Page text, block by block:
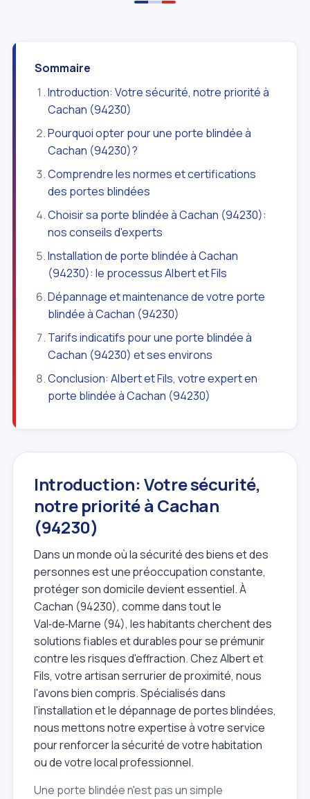
Sommaire
Introduction: Votre sécurité, notre priorité à
Cachan (94230)
Pourquoi opter pour une porte blindée à
Cachan (94230)?
Comprendre les normes et certifications
des portes blindées
Choisir sa porte blindée à Cachan (94230):
nos conseils d'experts
Installation de porte blindée à Cachan
(94230): le processus Albert et Fils
Dépannage et maintenance de votre porte
blindée à Cachan (94230)
Tarifs indicatifs pour une porte blindée à
Cachan (94230) et ses environs
Conclusion: Albert et Fils, votre expert en
porte blindée à Cachan (94230)
Introduction: Votre sécurité,
notre priorité à Cachan
(94230)
Dans un monde où la sécurité des biens et des
personnes est une préoccupation constante,
protéger son domicile devient essentiel. À
Cachan (94230), comme dans tout le
Val‑de‑Marne (94), les habitants cherchent des
solutions fiables et durables pour se prémunir
contre les risques d'effraction. Chez Albert et
Fils, votre artisan serrurier de proximité, nous
l'avons bien compris. Spécialisés dans
l'installation et le dépannage de portes blindées,
nous mettons notre expertise à votre service
pour renforcer la sécurité de votre habitation
ou de votre local professionnel.
Une porte blindée n'est pas un simple